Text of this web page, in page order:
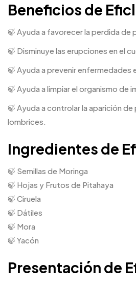
Beneficios de
🍃 Ayuda a favorecer la perdida de
🍃 Disminuye las erupciones en el
🍃 Ayuda a prevenir enfermedades
🍃 Ayuda a limpiar el organismo de
🍃 Ayuda a controlar la aparición
lombrices.
Ingredientes de
🍃 Semillas de Moringa
🍃 Hojas y Frutos de Pitahaya
🍃 Ciruela
🍃 Dátiles
🍃 Mora
🍃 Yacón
Presentación de